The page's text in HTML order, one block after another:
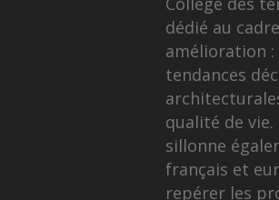
dédié au
amélioration :
tendances
qualité de
sillonne
français et
repérer les